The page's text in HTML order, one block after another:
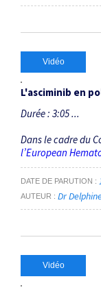
Vidéo
L'asciminib en
Durée : 3:05 ...
Dans le cadre du
l’European
DATE DE PARUTION
AUTEUR Dr
Vidéo